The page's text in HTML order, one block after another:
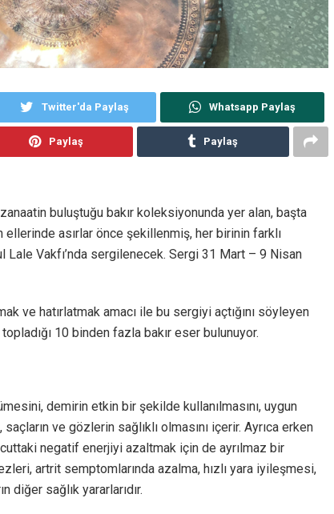
Twitter'da Paylaş Whatsapp Paylaş
Paylaş Paylaş
buluştuğu bakır koleksiyonunda yer alan, başta
ellerinde asırlar önce şekillenmiş, her birinin farklı
Vakfı’nda sergilenecek. Sergi 31 Mart – 9 Nisan
ve hatırlatmak amacı ile bu sergiyi açtığını söyleyen
10 binden fazla bakır eser bulunuyor.
demirin etkin bir şekilde kullanılmasını, uygun
ve gözlerin sağlıklı olmasını içerir. Ayrıca erken
negatif enerjiyi azaltmak için de ayrılmaz bir
artrit semptomlarında azalma, hızlı yara iyileşmesi,
diğer sağlık yararlarıdır.